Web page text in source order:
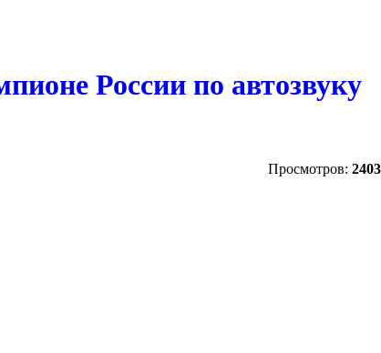
России по автозвуку
Просмотров: 2403